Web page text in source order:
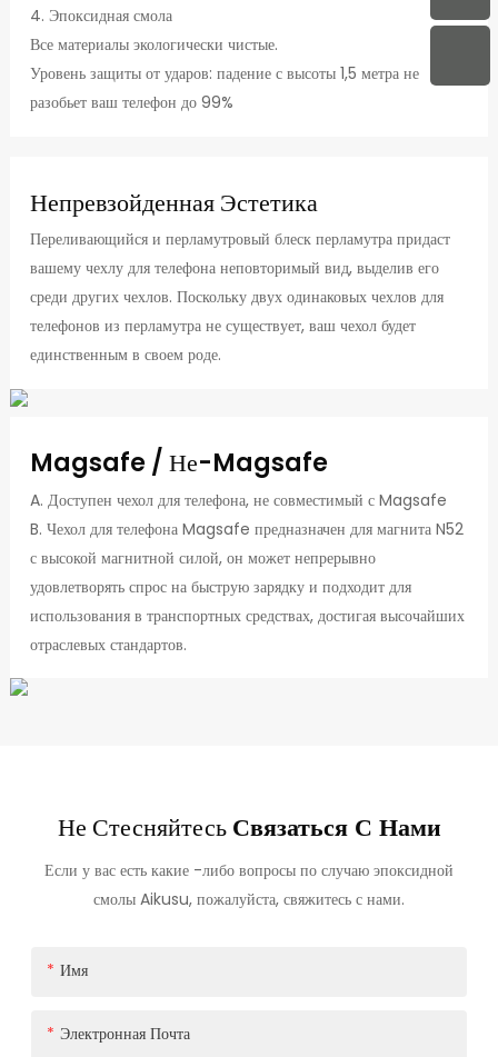
4. Эпоксидная смола
Все материалы экологически чистые.
Уровень защиты от ударов: падение с высоты 1,5 метра не
разобьет ваш телефон до 99%
Непревзойденная Эстетика
Переливающийся и перламутровый блеск перламутра придаст
вашему чехлу для телефона неповторимый вид, выделив его
среди других чехлов. Поскольку двух одинаковых чехлов для
телефонов из перламутра не существует, ваш чехол будет
единственным в своем роде.
Magsafe / Не-Magsafe
A. Доступен чехол для телефона, не совместимый с Magsafe
B. Чехол для телефона Magsafe предназначен для магнита N52
с высокой магнитной силой, он может непрерывно
удовлетворять спрос на быструю зарядку и подходит для
использования в транспортных средствах, достигая высочайших
отраслевых стандартов.
Не СтесняйтесьСвязаться С Нами
Если у вас есть какие -либо вопросы по случаю эпоксидной
смолы Aikusu, пожалуйста, свяжитесь с нами.
Имя
Электронная Почта